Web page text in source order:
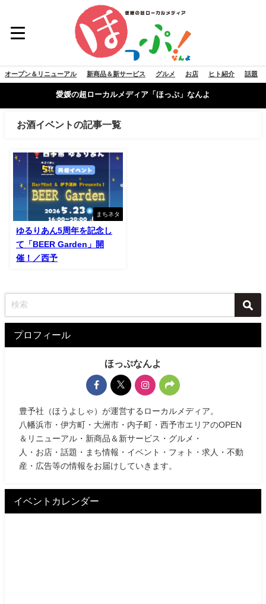
オープン＆リニューアル 新商品＆新サービス グルメ お店 ヒト紹介 話題
愛媛の超ローカルメディア「ほっぷ」なんよ
お酒イベントの記事一覧
まちネタ
ゆるりあん5周年を記念し
て「BEER Garden」開
催！／西予
プロフィール
ほっぷなんよ
豊予社（ほうよしゃ）が運営するローカルメディア。
八幡浜市・伊方町・大洲市・内子町・西予市エリアのOPEN
＆リニューアル・新商品＆新サービス・グルメ・
人・お店・話題・まち情報・イベント・フォト・求人・不動
産・広告等の情報をお届けしていきます。
イベントカレンダー